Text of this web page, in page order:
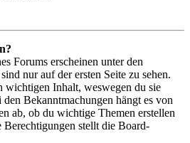
Forums erscheinen unter den
nur auf der ersten Seite zu sehen.
wichtigen Inhalt, weswegen du sie
den Bekanntmachungen hängt es von
ab, ob du wichtige Themen erstellen
Berechtigungen stellt die Board-